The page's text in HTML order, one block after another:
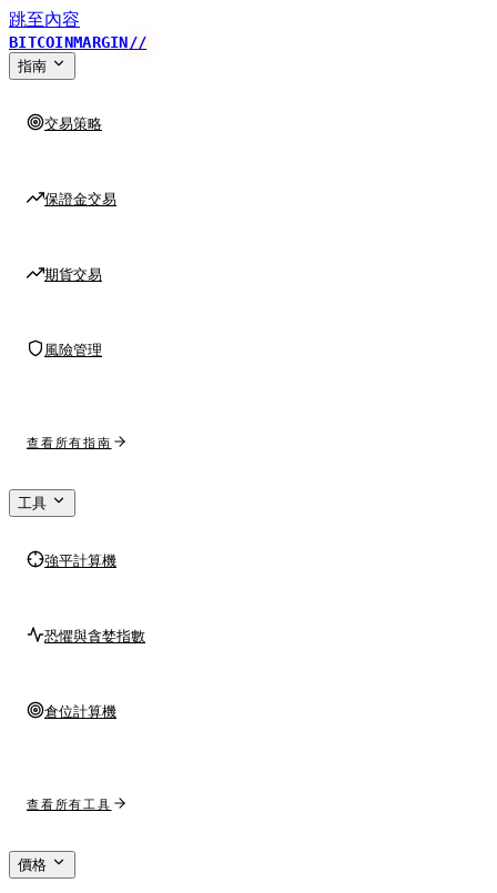
跳至內容
BITCOINMARGIN//
指南
交易策略
保證金交易
期貨交易
風險管理
查看所有指南
工具
強平計算機
恐懼與貪婪指數
倉位計算機
查看所有工具
價格